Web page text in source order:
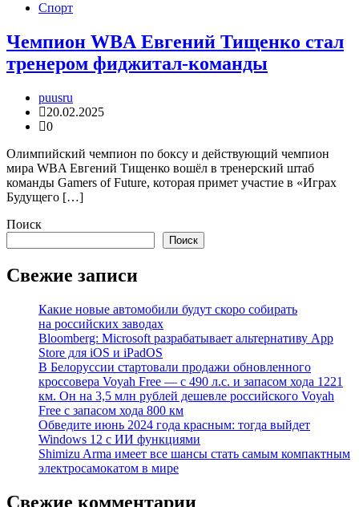
Спорт
Чемпион WBA Евгений Тищенко стал
тренером фиджитал-команды
puusru
20.02.2025
0
Олимпийский чемпион по боксу и действующий чемпион
мира WBA Евгений Тищенко вошёл в тренерский штаб
команды Gamers of Future, которая примет участие в «Играх
Будущего […]
Поиск
Поиск
Свежие записи
Какие новые автомобили будут скоро собирать
на российских заводах
Bloomberg: Microsoft разрабатывает альтернативу App
Store для iOS и iPadOS
В Белоруссии стартовали продажи обновленного
кроссовера Voyah Free — с 490 л.с. и запасом хода 1221
км. Он на 3,5 млн рублей дешевле российского Voyah
Free с запасом хода 800 км
Обведите июнь 2024 года красным: тогда выйдет
Windows 12 с ИИ функциями
Shimizu Arma имеет все шансы стать самым компактным
электросамокатом в мире
Свежие комментарии